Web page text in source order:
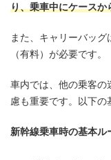
り、乗車中にケースか
また、キャリーバッ
（有料）が必要です。
車内では、他の乗客の
慮も重要です。以下の
新幹線乗車時の基本ル